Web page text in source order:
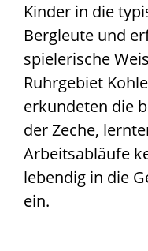
Kinder in die
Bergleute und
spielerische
Ruhrgebiet
erkundeten die
der Zeche,
Arbeitsabläufe
lebendig in die
ein.